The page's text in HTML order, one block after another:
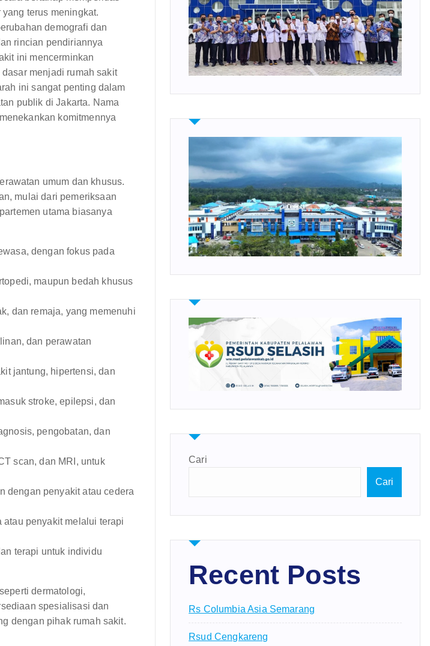
terus meningkat.
demografi dan
rincian pendiriannya
ini mencerminkan
menjadi rumah sakit
ini sangat penting dalam
publik di Jakarta. Nama
komitmennya
umum dan khusus.
mulai dari pemeriksaan
utama biasanya
dengan fokus pada
maupun bedah khusus
dan remaja, yang memenuhi
dan perawatan
jantung, hipertensi, dan
stroke, epilepsi, dan
pengobatan, dan
scan, dan MRI, untuk
dengan penyakit atau cedera
atau penyakit melalui terapi
terapi untuk individu
dermatologi,
spesialisasi dan
dengan pihak rumah sakit.
Cari
Cari
Recent Posts
Rs Columbia Asia Semarang
Rsud Cengkareng